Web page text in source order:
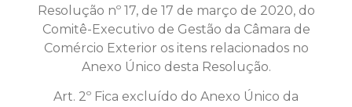
Resolução nº 17, de 17 de março de 2020, do
Comitê-Executivo de Gestão da Câmara de
Comércio Exterior os itens relacionados no
Anexo Único desta Resolução.
Art. 2º Fica excluído do Anexo Único da